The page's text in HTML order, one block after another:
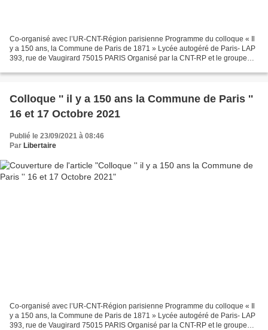
Co-organisé avec l’UR-CNT-Région parisienne Programme du colloque « Il
y a 150 ans, la Commune de Paris de 1871 » Lycée autogéré de Paris- LAP
393, rue de Vaugirard 75015 PARIS Organisé par la CNT-RP et le groupe
Colloque '' il y a 150 ans la Commune de Paris ''
16 et 17 Octobre 2021
Publié le 23/09/2021 à 08:46
Par Libertaire
Co-organisé avec l’UR-CNT-Région parisienne Programme du colloque « Il
y a 150 ans, la Commune de Paris de 1871 » Lycée autogéré de Paris- LAP
393, rue de Vaugirard 75015 PARIS Organisé par la CNT-RP et le groupe